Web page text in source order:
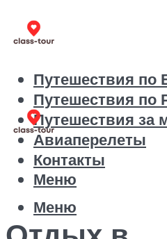
Путешествия по
Путешествия по
Путешествия за
Авиаперелеты
Контакты
Меню
Меню